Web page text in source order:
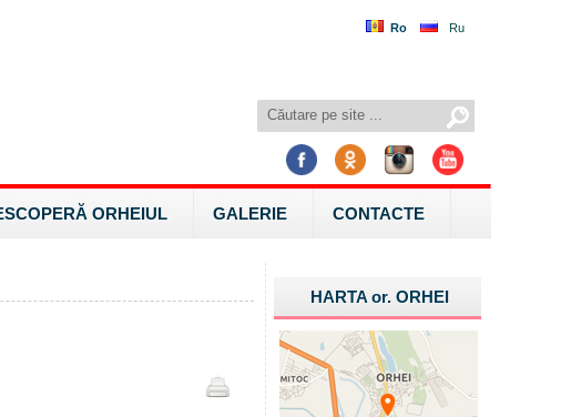
Ro Ru
ORHEIUL GALERIE CONTACTE
HARTA or.ORHEI